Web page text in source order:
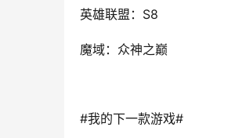
英雄联盟： S8
魔域：众神之巅
#我的下一款游戏#